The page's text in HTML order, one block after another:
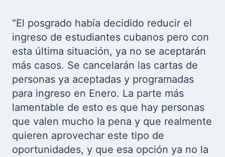
“El posgrado había decidido reducir el
ingreso de estudiantes cubanos pero con
esta última situación, ya no se aceptarán
más casos. Se cancelarán las cartas de
personas ya aceptadas y programadas
para ingreso en Enero. La parte más
lamentable de esto es que hay personas
que valen mucho la pena y que realmente
quieren aprovechar este tipo de
oportunidades, y que esa opción ya no la